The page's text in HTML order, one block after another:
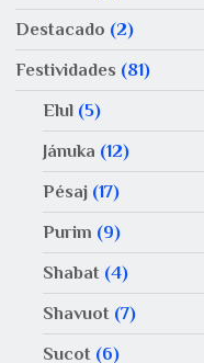
Destacado (2)
Festividades (81)
Elul(5)
Jánuka (12)
Pésaj(17)
Purim (9)
Shabat (4)
Shavuot (7)
Sucot (6)